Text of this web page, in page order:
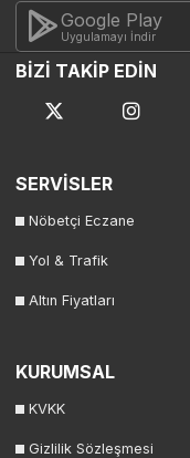
Tekirdağ Tokat
Uşak Van
Google Play
Uygulamayı İndir
BİZİ TAKİP EDİN
SERVİSLER
Nöbetçi Eczane
Yol & Trafik
Altın Fiyatları
KURUMSAL
KVKK
Gizlilik Sözleşmesi